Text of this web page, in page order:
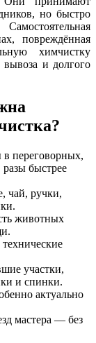
но быстро
повреждённая
химчистку
и долгого
переговорных,
быстрее
чай, ручки,
животных
участки,
и спинки.
актуально
мастера — без